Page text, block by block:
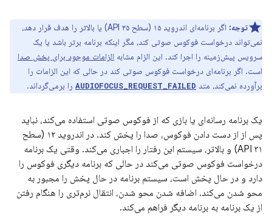
توجه:
اگر برنامه‌ای اندروید ۱۵ (سطح API ۳۵) یا بالاتر را هدف قرار دهد،
نمی‌تواند درخواست فوکوس صوتی کند، مگر اینکه برنامه برتر باشد یا یک
سرویس پیش‌زمینه را اجرا کند. این الزام مشابه الزامات موجود برای پخش صدا
است. اگر برنامه‌ای درخواست فوکوس صوتی کند در حالی که این الزامات را
برآورده نمی‌کند، متد AUDIOFOCUS_REQUEST_FAILED را برمی‌گرداند.
یک برنامه رسانه‌ای یا بازی که از فوکوس صوتی استفاده می‌کند، نباید
پس از از دست دادن فوکوس، صدا را پخش کند. در اندروید ۱۲ (سطح
API ۳۱) و بالاتر، سیستم این رفتار را اجباری می‌کند. وقتی یک برنامه
درخواست فوکوس صوتی می‌کند در حالی که برنامه دیگری فوکوس را
دارد و در حال پخش است، سیستم برنامه در حال پخش را مجبور به
محو شدن می‌کند. اضافه شدن محو شدن، انتقال نرم‌تری را هنگام رفتن
از یک برنامه به برنامه دیگر فراهم می‌کند.